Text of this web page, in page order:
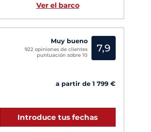
Ver el barco
Muy bueno
922 opiniones de clientes
puntuación sobre 10
7,9
a partir de 1 799 €
Introduce tus fechas